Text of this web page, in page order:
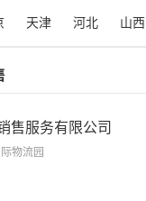
天津 河北 山西
售服务有限公司
物流园